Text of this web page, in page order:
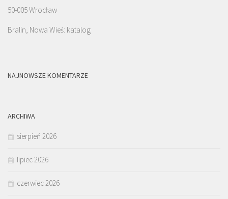
50-005 Wrocław
Bralin, Nowa Wieś: katalog
NAJNOWSZE KOMENTARZE
ARCHIWA
sierpień 2026
lipiec 2026
czerwiec 2026